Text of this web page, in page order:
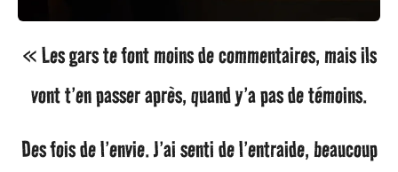
« Les gars te font moins de commentaires, mais ils
vont t’en passer après, quand y’a pas de témoins.
Des fois de l’envie. J’ai senti de l’entraide, beaucoup